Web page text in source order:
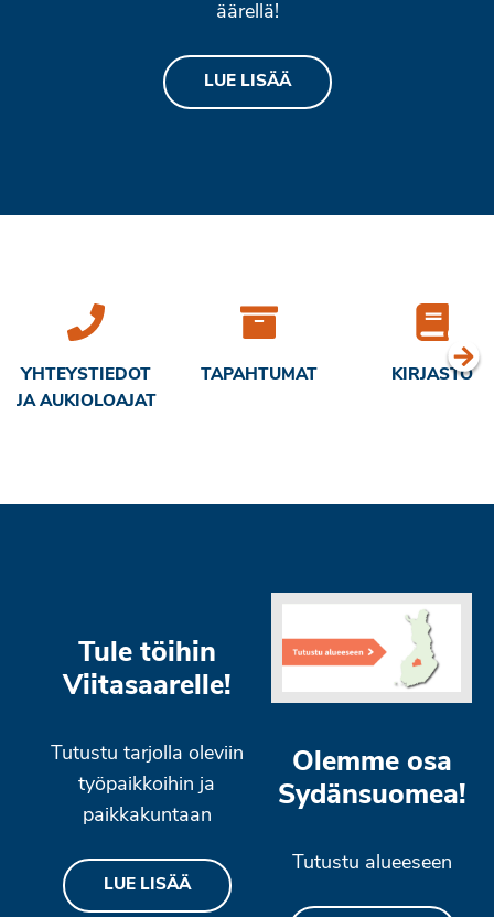
äärellä!
LUE LISÄÄ
YHTEYSTIEDOT
JA AUKIOLOAJAT
TAPAHTUMAT KIRJASTO
Tule töihin
Viitasaarelle!
Tutustu tarjolla oleviin
työpaikkoihin ja
paikkakuntaan
LUE LISÄÄ
Olemme osa
Sydänsuomea!
Tutustu alueeseen